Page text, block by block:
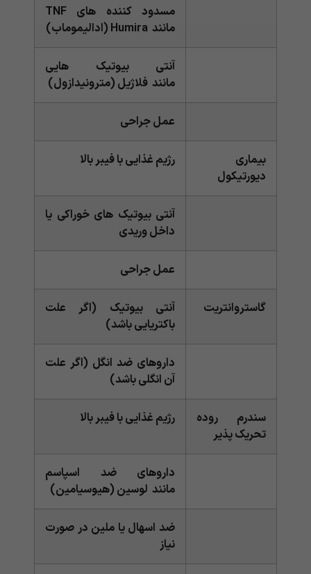
مسدود کننده های TNF
مانند Humira (ادالیموماب)
آنتی بیوتیک هایی
مانند فلاژیل (مترونیدازول)
عمل جراحی
بیماری
دیورتیکول
رژیم غذایی با فیبر بالا
آنتی بیوتیک های خوراکی یا
داخل وریدی
عمل جراحی
گاستروانتریت
آنتی بیوتیک (اگر علت
باکتریایی باشد)
داروهای ضد انگل (اگر علت
آن انگلی باشد)
سندرم روده
تحریک پذیر
رژیم غذایی با فیبر بالا
داروهای ضد اسپاسم
مانند لوسین (هیوسیامین)
ضد اسهال یا ملین در صورت
نیاز